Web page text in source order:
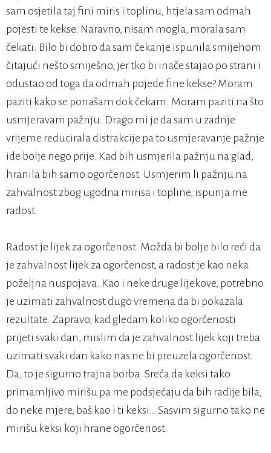
sam osjetila taj fini miris i toplinu, htjela sam odmah
pojesti te kekse. Naravno, nisam mogla, morala sam
čekati. Bilo bi dobro da sam čekanje ispunila smijehom
čitajući nešto smiješno, jer tko bi inače stajao po strani i
odustao od toga da odmah pojede fine kekse? Moram
paziti kako se ponašam dok čekam. Moram paziti na što
usmjeravam pažnju. Drago mi je da sam u zadnje
vrijeme reducirala distrakcije pa to usmjeravanje pažnje
ide bolje nego prije. Kad bih usmjerila pažnju na glad,
hranila bih samo ogorčenost. Usmjerim li pažnju na
zahvalnost zbog ugodna mirisa i topline, ispunja me
radost.
Radost je lijek za ogorčenost. Možda bi bolje bilo reći da
je zahvalnost lijek za ogorčenost, a radost je kao neka
poželjna nuspojava. Kao i neke druge lijekove, potrebno
je uzimati zahvalnost dugo vremena da bi pokazala
rezultate. Zapravo, kad gledam koliko ogorčenosti
prijeti svaki dan, mislim da je zahvalnost lijek koji treba
uzimati svaki dan kako nas ne bi preuzela ogorčenost.
Da, to je sigurno trajna borba. Sreća da keksi tako
primamljivo mirišu pa me podsjećaju da bih radije bila,
do neke mjere, baš kao i ti keksi… Sasvim sigurno tako ne
mirišu keksi koji hrane ogorčenost.